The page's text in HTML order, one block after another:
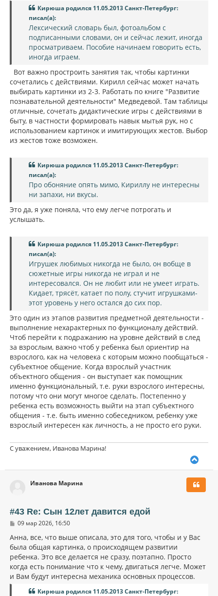
Кирюша родился 11.05.2013 Санкт-Петербург:
писал(а):
Лексический словарь был, фотоальбом с
подписанными словами, он и сейчас лежит, иногда
просматриваем. Пособие начинаем говорить есть,
иногда играем.
Вот важно простроить занятия так, чтобы картинки
сочетались с действиями. Кирилл сейчас может начать
выбирать картинки из 2-3. Работать по книге "Развитие
познавательной деятельности" Медведевой. Там таблицы
отличные, сочетать дидактические игры с действиями в
быту, в частности формировать навык мытья рук, но с
использованием картинок и имитирующих жестов. Выбор
из жестов тоже возможен.
Кирюша родился 11.05.2013 Санкт-Петербург:
писал(а):
Про обоняние опять мимо, Кириллу не интересны
ни запахи, ни вкусы.
Это да, я уже поняла, что ему легче потрогать и
услышать.
Кирюша родился 11.05.2013 Санкт-Петербург:
писал(а):
Игрушек любимых никогда не было, он вобще в
сюжетные игры никогда не играл и не
интересовался. Он не любит или не умеет играть.
Кидает, трясёт, катает по полу, стучит игрушками-
этот уровень у него остался до сих пор.
Это один из этапов развития предметной деятельности -
выполнение нехарактерных по функционалу действий.
Чтоб перейти к подражанию на уровне действий в след
за взрослым, важно чтоб у ребенка был ориентир на
взрослого, как на человека с которым можно пообщаться -
субъектное общение. Когда взрослый участник
объектного общения - он выступает как помощник
именно функциональный, т.е. руки взрослого интересны,
потому что они могут многое сделать. Постепенно у
ребенка есть возможность выйти на этап субъектного
общения - т.е. быть именно собеседником, ребенку уже
взрослый интересен как личность, а не просто его руки.
С уважением, Иванова Марина!
у
а
Иванова Марина
#43 Re: Сын 12лет давится едой
С
о
щ
е
н
и
е
09 мар 2026, 16:50
Анна, все, что выше описала, это для того, чтобы и у Вас
была общая картинка, о происходящем развитии
ребенка. Это все делается не сразу, поэтапно. Просто
когда есть понимание что к чему, двигаться легче. Может
и Вам будут интересна механика основных процессов.
Кирюша родился 11.05.2013 Санкт-Петербург: